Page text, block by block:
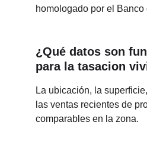
homologado por el Banco
¿Qué datos son
para la tasacion
La ubicación, la
las ventas recientes de
comparables en la zona.